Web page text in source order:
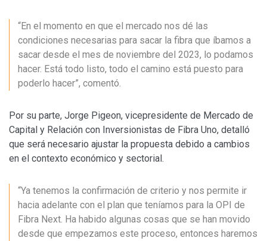
“En el momento en que el mercado nos dé las
condiciones necesarias para sacar la fibra que íbamos a
sacar desde el mes de noviembre del 2023, lo podamos
hacer. Está todo listo, todo el camino está puesto para
poderlo hacer”, comentó.
Por su parte, Jorge Pigeon, vicepresidente de Mercado de
Capital y Relación con Inversionistas de Fibra Uno, detalló
que será necesario ajustar la propuesta debido a cambios
en el contexto económico y sectorial.
“Ya tenemos la confirmación de criterio y nos permite ir
hacia adelante con el plan que teníamos para la OPI de
Fibra Next. Ha habido algunas cosas que se han movido
desde que empezamos este proceso, entonces haremos